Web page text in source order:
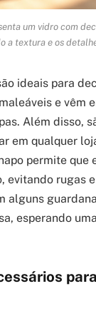
um vidro com
a textura e os
ideais para
e vêm
Além disso,
em qualquer
permite que
evitando rugas
alguns
esperando